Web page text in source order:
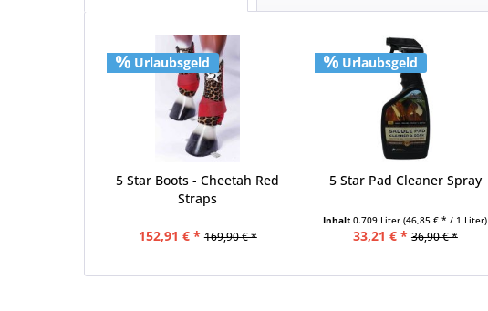
Urlaubsgeld
5 Star Boots - Cheetah Red
Straps
152,91 € * 169,90 € *
Urlaubsgeld
5 Star Pad Cleaner Spray
Inhalt0.709 Liter(46,85 € * / 1 Liter)
33,21 € * 36,90 € *